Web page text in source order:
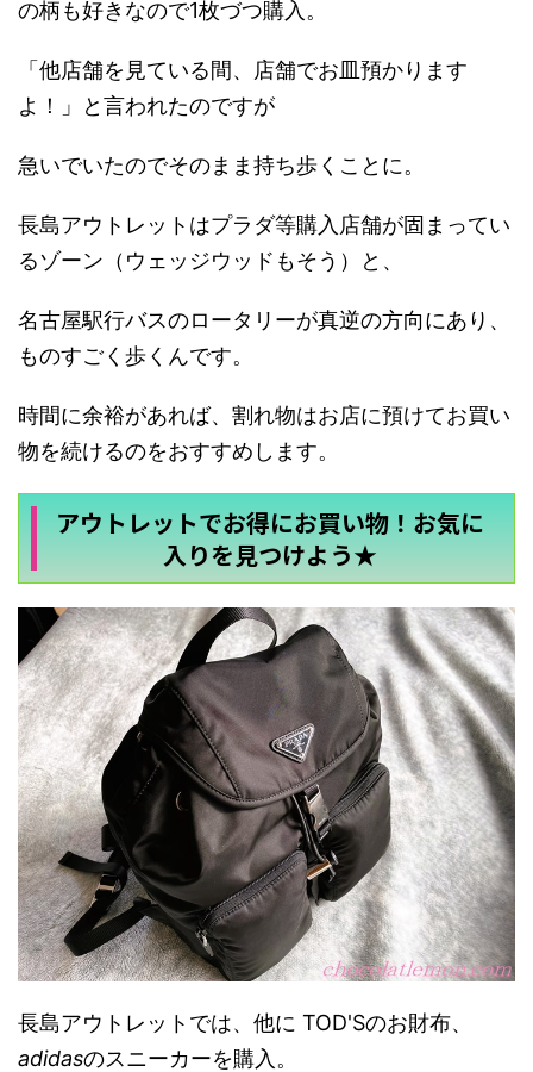
の柄も好きなので1枚づつ購入。
「他店舗を見ている間、店舗でお皿預かります
よ！」と言われたのですが
急いでいたのでそのまま持ち歩くことに。
長島アウトレットはプラダ等購入店舗が固まってい
るゾーン（ウェッジウッドもそう）と、
名古屋駅行バスのロータリーが真逆の方向にあり、
ものすごく歩くんです。
時間に余裕があれば、割れ物はお店に預けてお買い
物を続けるのをおすすめします。
アウトレットでお得にお買い物！お気に
入りを見つけよう★
長島アウトレットでは、他に TOD'Sのお財布、
adidasのスニーカーを購入。